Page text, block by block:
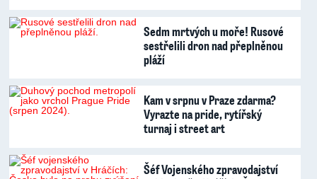
Sedm mrtvých u moře! Rusové
sestřelili dron nad přeplněnou
pláží
Kam v srpnu v Praze zdarma?
Vyrazte na pride, rytířský
turnaj i street art
Šéf Vojenského zpravodajství